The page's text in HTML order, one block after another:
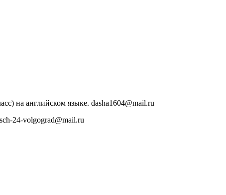
на английском языке. dasha1604@mail.ru
24-volgograd@mail.ru